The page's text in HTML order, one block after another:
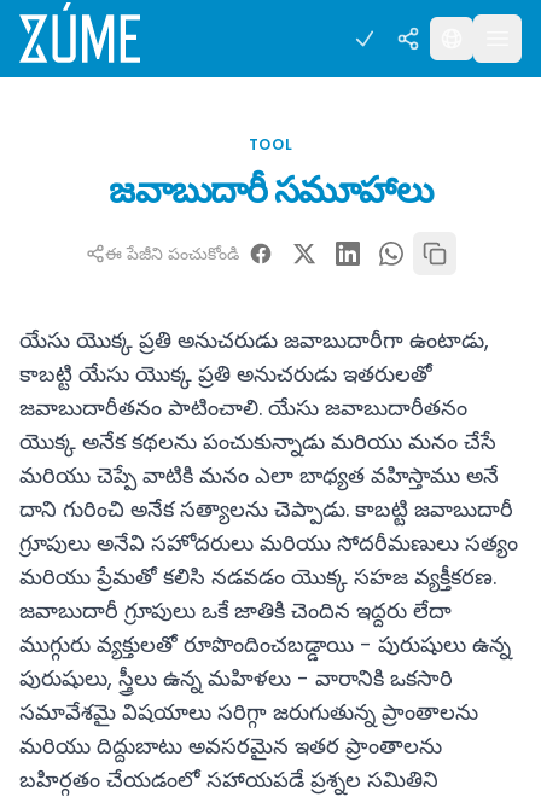
TOOL
జవాబుదారీ సమూహాలు
ఈ పేజీని పంచుకోండి
యేసు యొక్క ప్రతి అనుచరుడు జవాబుదారీగా ఉంటాడు,
కాబట్టి యేసు యొక్క ప్రతి అనుచరుడు ఇతరులతో
జవాబుదారీతనం పాటించాలి. యేసు జవాబుదారీతనం
యొక్క అనేక కథలను పంచుకున్నాడు మరియు మనం చేసే
మరియు చెప్పే వాటికి మనం ఎలా బాధ్యత వహిస్తాము అనే
దాని గురించి అనేక సత్యాలను చెప్పాడు. కాబట్టి జవాబుదారీ
గ్రూపులు అనేవి సహోదరులు మరియు సోదరీమణులు సత్యం
మరియు ప్రేమతో కలిసి నడవడం యొక్క సహజ వ్యక్తీకరణ.
జవాబుదారీ గ్రూపులు ఒకే జాతికి చెందిన ఇద్దరు లేదా
ముగ్గురు వ్యక్తులతో రూపొందించబడ్డాయి - పురుషులు ఉన్న
పురుషులు, స్త్రీలు ఉన్న మహిళలు - వారానికి ఒకసారి
సమావేశమై విషయాలు సరిగ్గా జరుగుతున్న ప్రాంతాలను
మరియు దిద్దుబాటు అవసరమైన ఇతర ప్రాంతాలను
బహిర్గతం చేయడంలో సహాయపడే ప్రశ్నల సమితిని